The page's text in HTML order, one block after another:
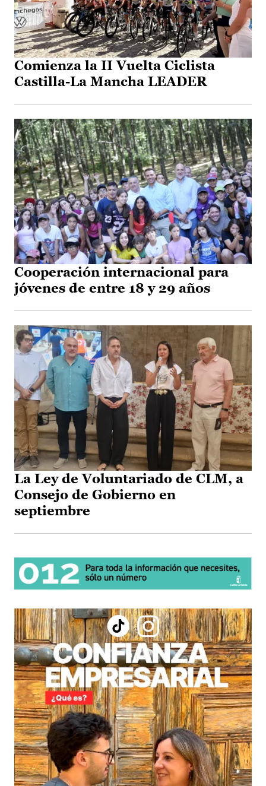
Comienza la II Vuelta Ciclista
Castilla-La Mancha LEADER
Cooperación internacional para
jóvenes de entre 18 y 29 años
La Ley de Voluntariado de CLM, a
Consejo de Gobierno en
septiembre